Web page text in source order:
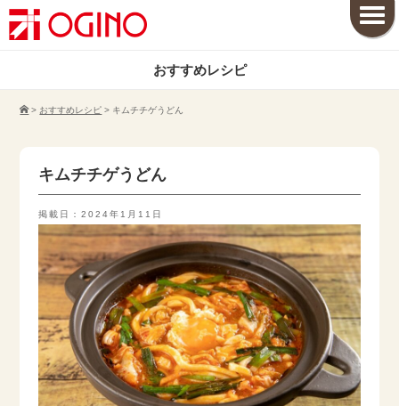
おすすめレシピ
> おすすめレシピ > キムチチゲうどん
キムチチゲうどん
掲載日：2024年1月11日